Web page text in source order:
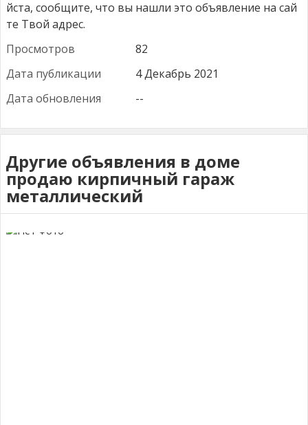
Просмотров
82
Дата публикации
4 Декабрь 2021
Дата обновления
--
Другие объявления в доме
продаю кирпичный гараж
металлический